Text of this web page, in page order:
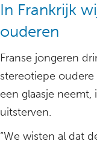
In Frankrijk
ouderen
Franse jongeren
stereotiepe oudere
een glaasje neemt,
uitsterven.
“We wisten al dat